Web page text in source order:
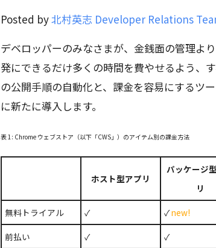
Posted by北村英志 Developer Relations
デベロッパーのみなさまが、金銭面の管理よ
発にできるだけ多くの時間を費やせるよう、
の公開手順の自動化と、課金を容易にするツ
に新たに導入します。
表 1: Chrome ウェブストア（以下「CWS」）のアイテム別の課金方法
ホスト型アプリ
パッケージ
リ
無料トライアル ✓ ✓new!
前払い
✓ ✓